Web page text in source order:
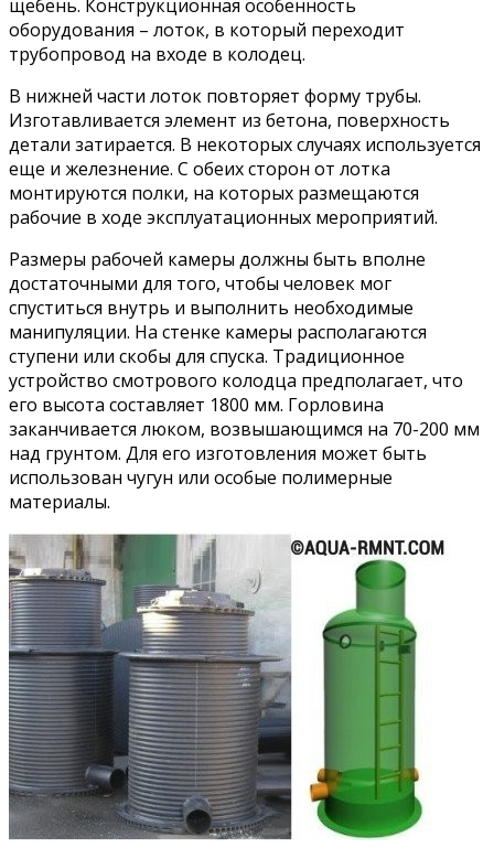
щебень. Конструкционная особенность
оборудования – лоток, в который переходит
трубопровод на входе в колодец.
В нижней части лоток повторяет форму трубы.
Изготавливается элемент из бетона, поверхность
детали затирается. В некоторых случаях используется
еще и железнение. С обеих сторон от лотка
монтируются полки, на которых размещаются
рабочие в ходе эксплуатационных мероприятий.
Размеры рабочей камеры должны быть вполне
достаточными для того, чтобы человек мог
спуститься внутрь и выполнить необходимые
манипуляции. На стенке камеры располагаются
ступени или скобы для спуска. Традиционное
устройство смотрового колодца предполагает, что
его высота составляет 1800 мм. Горловина
заканчивается люком, возвышающимся на 70-200 мм
над грунтом. Для его изготовления может быть
использован чугун или особые полимерные
материалы.